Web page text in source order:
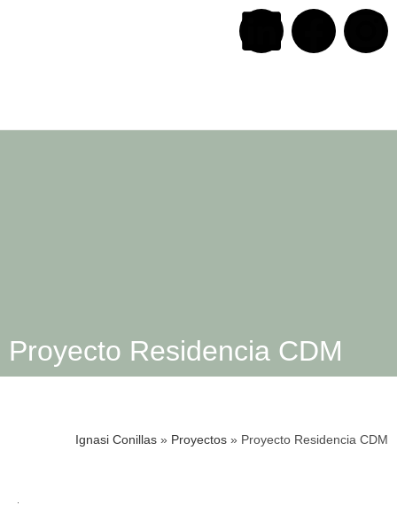
Proyecto Residencia CDM
Ignasi Conillas » Proyectos » Proyecto Residencia CDM